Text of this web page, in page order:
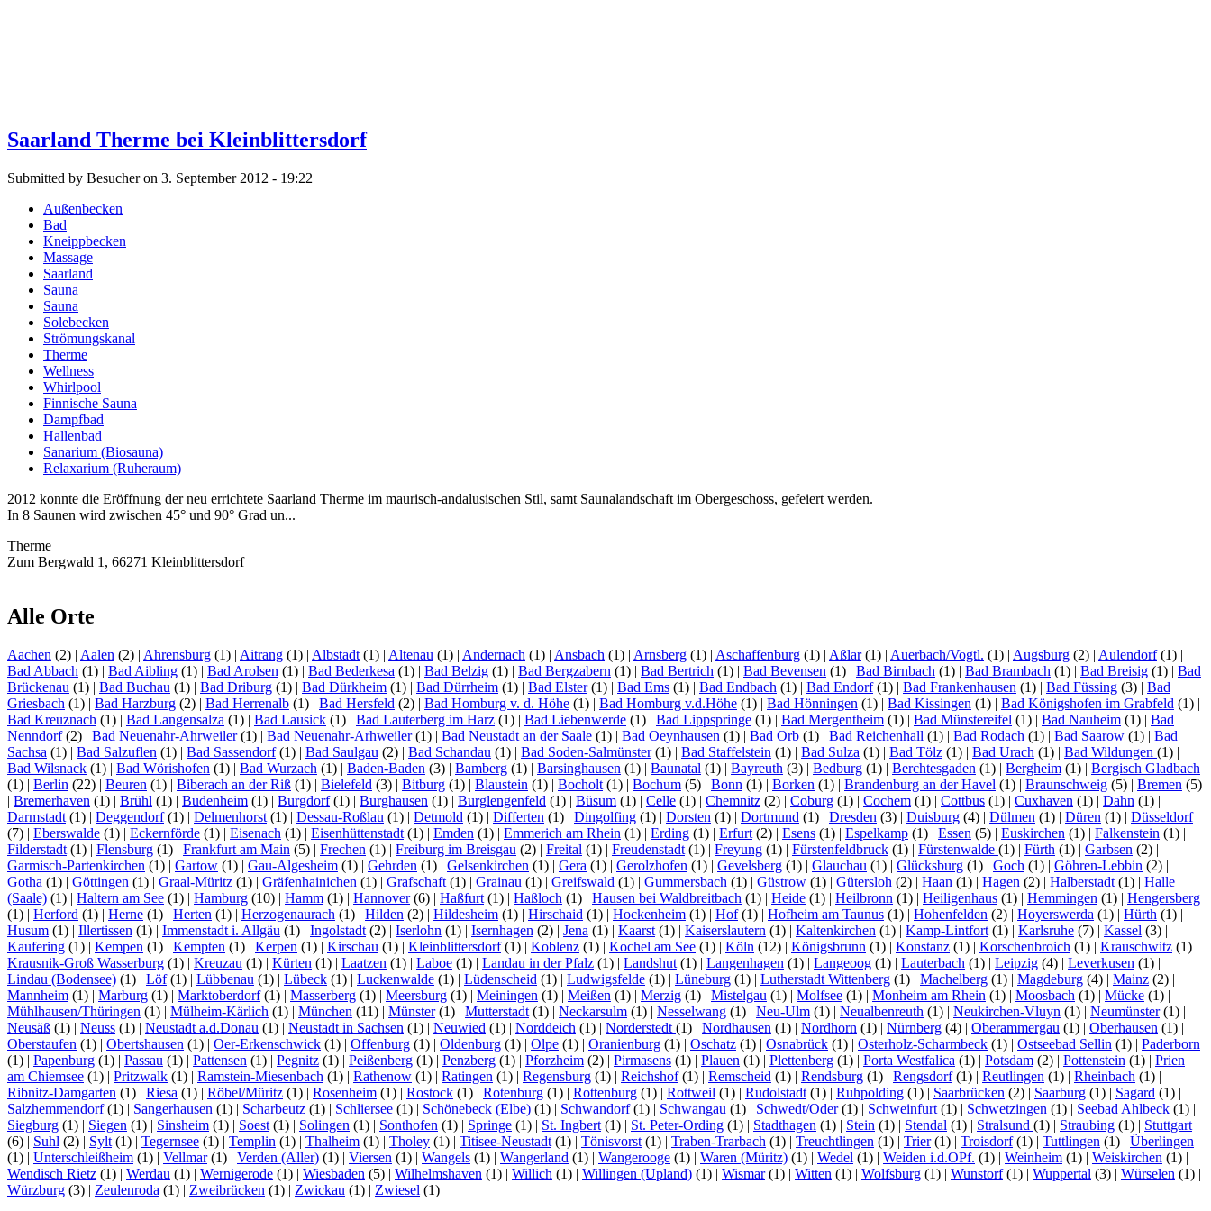
Saarland Therme bei Kleinblittersdorf
Submitted by Besucher on 3. September 2012 - 19:22
Außenbecken
Bad
Kneippbecken
Massage
Saarland
Sauna
Sauna
Solebecken
Strömungskanal
Therme
Wellness
Whirlpool
Finnische Sauna
Dampfbad
Hallenbad
Sanarium (Biosauna)
Relaxarium (Ruheraum)
2012 konnte die Eröffnung der neu errichtete Saarland Therme im maurisch-andalusischen Stil, samt Saunalandschaft im Obergeschoss, gefeiert werden.
In 8 Saunen wird zwischen 45° und 90° Grad un...
Therme
Zum Bergwald 1, 66271 Kleinblittersdorf
Alle Orte
Aachen (2) | Aalen (2) | Ahrensburg (1) | Aitrang (1) | Albstadt (1) | Altenau (1) | Andernach (1) | Ansbach (1) | Arnsberg (1) | Aschaffenburg (1) | Aßlar(1) | Auerbach/Vogtl. (1) | Augsburg (2) | Aulendorf(1) |
Bad Abbach (1) | Bad Aibling (1) | Bad Arolsen (1) | Bad Bederkesa (1) | Bad Belzig (1) | Bad Bergzabern (1) | Bad Bertrich (1) | Bad Bevensen (1) | Bad Birnbach (1) | Bad Brambach (1) | Bad Breisig (1) | Bad
Brückenau (1) | Bad Buchau (1) | Bad Driburg (1) | Bad Dürkheim (1) | Bad Dürrheim (1) | Bad Elster(1) | Bad Ems (1) | Bad Endbach (1) | Bad Endorf(1) | Bad Frankenhausen (1) | Bad Füssing (3) | Bad
Griesbach (1) | Bad Harzburg (2) | Bad Herrenalb (1) | Bad Hersfeld (2) | Bad Homburg v. d. Höhe (1) | Bad Homburg v.d.Höhe (1) | Bad Hönningen (1) | Bad Kissingen (1) | Bad Königshofen im Grabfeld (1) |
Bad Kreuznach (1) | Bad Langensalza (1) | Bad Lausick (1) | Bad Lauterberg im Harz (1) | Bad Liebenwerde (1) | Bad Lippspringe (1) | Bad Mergentheim (1) | Bad Münstereifel (1) | Bad Nauheim (1) | Bad
Nenndorf(2) | Bad Neuenahr-Ahrweiler(1) | Bad Neuenahr-Arhweiler(1) | Bad Neustadt an der Saale (1) | Bad Oeynhausen (1) | Bad Orb (1) | Bad Reichenhall (1) | Bad Rodach (1) | Bad Saarow (1) | Bad
Sachsa (1) | Bad Salzuflen (1) | Bad Sassendorf(1) | Bad Saulgau (2) | Bad Schandau (1) | Bad Soden-Salmünster(1) | Bad Staffelstein (1) | Bad Sulza (1) | Bad Tölz (1) | Bad Urach (1) | Bad Wildungen (1) |
Bad Wilsnack (1) | Bad Wörishofen (1) | Bad Wurzach (1) | Baden-Baden (3) | Bamberg (1) | Barsinghausen (1) | Baunatal (1) | Bayreuth (3) | Bedburg (1) | Berchtesgaden (1) | Bergheim (1) | Bergisch Gladbach
(1) | Berlin (22) | Beuren (1) | Biberach an der Riß (1) | Bielefeld (3) | Bitburg (1) | Blaustein (1) | Bocholt (1) | Bochum (5) | Bonn (1) | Borken (1) | Brandenburg an der Havel (1) | Braunschweig (5) | Bremen (5)
| Bremerhaven (1) | Brühl (1) | Budenheim (1) | Burgdorf(1) | Burghausen (1) | Burglengenfeld (1) | Büsum (1) | Celle (1) | Chemnitz (2) | Coburg (1) | Cochem (1) | Cottbus (1) | Cuxhaven (1) | Dahn (1) |
Darmstadt (1) | Deggendorf(1) | Delmenhorst (1) | Dessau-Roßlau (1) | Detmold (1) | Differten (1) | Dingolfing (1) | Dorsten (1) | Dortmund (1) | Dresden (3) | Duisburg (4) | Dülmen (1) | Düren (1) | Düsseldorf
(7) | Eberswalde (1) | Eckernförde (1) | Eisenach (1) | Eisenhüttenstadt (1) | Emden (1) | Emmerich am Rhein (1) | Erding (1) | Erfurt (2) | Esens (1) | Espelkamp (1) | Essen (5) | Euskirchen (1) | Falkenstein (1) |
Filderstadt (1) | Flensburg (1) | Frankfurt am Main (5) | Frechen (1) | Freiburg im Breisgau (2) | Freital (1) | Freudenstadt (1) | Freyung (1) | Fürstenfeldbruck (1) | Fürstenwalde (1) | Fürth (1) | Garbsen (2) |
Garmisch-Partenkirchen (1) | Gartow (1) | Gau-Algesheim (1) | Gehrden (1) | Gelsenkirchen (1) | Gera (1) | Gerolzhofen (1) | Gevelsberg (1) | Glauchau (1) | Glücksburg (1) | Goch (1) | Göhren-Lebbin (2) |
Gotha (1) | Göttingen (1) | Graal-Müritz (1) | Gräfenhainichen (1) | Grafschaft (1) | Grainau (1) | Greifswald (1) | Gummersbach (1) | Güstrow (1) | Gütersloh (2) | Haan (1) | Hagen (2) | Halberstadt (1) | Halle
(Saale) (1) | Haltern am See (1) | Hamburg (10) | Hamm (1) | Hannover(6) | Haßfurt (1) | Haßloch (1) | Hausen bei Waldbreitbach (1) | Heide (1) | Heilbronn (1) | Heiligenhaus (1) | Hemmingen (1) | Hengersberg
(1) | Herford (1) | Herne (1) | Herten (1) | Herzogenaurach (1) | Hilden (2) | Hildesheim (1) | Hirschaid (1) | Hockenheim (1) | Hof(1) | Hofheim am Taunus (1) | Hohenfelden (2) | Hoyerswerda (1) | Hürth (1) |
Husum (1) | Illertissen (1) | Immenstadt i. Allgäu (1) | Ingolstadt (2) | Iserlohn (1) | Isernhagen (2) | Jena (1) | Kaarst (1) | Kaiserslautern (1) | Kaltenkirchen (1) | Kamp-Lintfort (1) | Karlsruhe (7) | Kassel (3) |
Kaufering (1) | Kempen (1) | Kempten (1) | Kerpen (1) | Kirschau (1) | Kleinblittersdorf(1) | Koblenz (1) | Kochel am See (1) | Köln (12) | Königsbrunn (1) | Konstanz (1) | Korschenbroich (1) | Krauschwitz (1) |
Krausnik-Groß Wasserburg (1) | Kreuzau (1) | Kürten (1) | Laatzen (1) | Laboe (1) | Landau in der Pfalz (1) | Landshut (1) | Langenhagen (1) | Langeoog (1) | Lauterbach (1) | Leipzig (4) | Leverkusen (1) |
Lindau (Bodensee) (1) | Löf(1) | Lübbenau (1) | Lübeck (1) | Luckenwalde (1) | Lüdenscheid (1) | Ludwigsfelde (1) | Lüneburg (1) | Lutherstadt Wittenberg (1) | Machelberg (1) | Magdeburg (4) | Mainz (2) |
Mannheim (1) | Marburg (1) | Marktoberdorf(1) | Masserberg (1) | Meersburg (1) | Meiningen (1) | Meißen (1) | Merzig (1) | Mistelgau (1) | Molfsee (1) | Monheim am Rhein (1) | Moosbach (1) | Mücke (1) |
Mühlhausen/Thüringen (1) | Mülheim-Kärlich (1) | München (11) | Münster(1) | Mutterstadt (1) | Neckarsulm (1) | Nesselwang (1) | Neu-Ulm (1) | Neualbenreuth (1) | Neukirchen-Vluyn (1) | Neumünster(1) |
Neusäß (1) | Neuss (1) | Neustadt a.d.Donau (1) | Neustadt in Sachsen (1) | Neuwied (1) | Norddeich (1) | Norderstedt (1) | Nordhausen (1) | Nordhorn (1) | Nürnberg (4) | Oberammergau (1) | Oberhausen (1) |
Oberstaufen (1) | Obertshausen (1) | Oer-Erkenschwick (1) | Offenburg (1) | Oldenburg (1) | Olpe (1) | Oranienburg (1) | Oschatz (1) | Osnabrück (1) | Osterholz-Scharmbeck (1) | Ostseebad Sellin (1) | Paderborn
(1) | Papenburg (1) | Passau (1) | Pattensen (1) | Pegnitz (1) | Peißenberg (1) | Penzberg (1) | Pforzheim (2) | Pirmasens (1) | Plauen (1) | Plettenberg (1) | Porta Westfalica (1) | Potsdam (2) | Pottenstein (1) | Prien
am Chiemsee (1) | Pritzwalk (1) | Ramstein-Miesenbach (1) | Rathenow (1) | Ratingen (1) | Regensburg (1) | Reichshof(1) | Remscheid (1) | Rendsburg (1) | Rengsdorf(1) | Reutlingen (1) | Rheinbach (1) |
Ribnitz-Damgarten (1) | Riesa (1) | Röbel/Müritz (1) | Rosenheim (1) | Rostock (1) | Rotenburg (1) | Rottenburg (1) | Rottweil (1) | Rudolstadt (1) | Ruhpolding (1) | Saarbrücken (2) | Saarburg (1) | Sagard (1) |
Salzhemmendorf(1) | Sangerhausen (1) | Scharbeutz (1) | Schliersee (1) | Schönebeck (Elbe) (1) | Schwandorf(1) | Schwangau (1) | Schwedt/Oder(1) | Schweinfurt (1) | Schwetzingen (1) | Seebad Ahlbeck (1) |
Siegburg (1) | Siegen (1) | Sinsheim (1) | Soest (1) | Solingen (1) | Sonthofen (1) | Springe (1) | St. Ingbert (1) | St. Peter-Ording (1) | Stadthagen (1) | Stein (1) | Stendal (1) | Stralsund (1) | Straubing (1) | Stuttgart
(6) | Suhl (2) | Sylt (1) | Tegernsee (1) | Templin (1) | Thalheim (1) | Tholey (1) | Titisee-Neustadt (1) | Tönisvorst (1) | Traben-Trarbach (1) | Treuchtlingen (1) | Trier(1) | Troisdorf(1) | Tuttlingen (1) | Überlingen
(1) | Unterschleißheim (1) | Vellmar(1) | Verden (Aller) (1) | Viersen (1) | Wangels (1) | Wangerland (1) | Wangerooge (1) | Waren (Müritz) (1) | Wedel (1) | Weiden i.d.OPf. (1) | Weinheim (1) | Weiskirchen (1) |
Wendisch Rietz (1) | Werdau (1) | Wernigerode (1) | Wiesbaden (5) | Wilhelmshaven (1) | Willich (1) | Willingen (Upland) (1) | Wismar(1) | Witten (1) | Wolfsburg (1) | Wunstorf(1) | Wuppertal (3) | Würselen (1) |
Würzburg (3) | Zeulenroda (1) | Zweibrücken (1) | Zwickau (1) | Zwiesel (1)